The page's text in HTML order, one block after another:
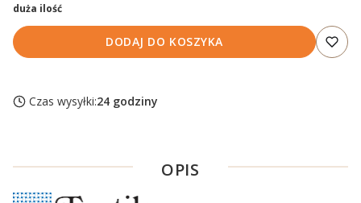
duża ilość
DODAJ DO KOSZYKA
Czas wysyłki:24 godziny
OPIS